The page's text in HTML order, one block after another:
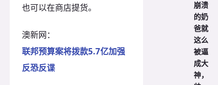
也可以在商店提货。
澳新网：
联邦预算案将拨款5.7亿加强
反恐反谍
崩溃
的奶
爸就
这么
被逼
成大
神，